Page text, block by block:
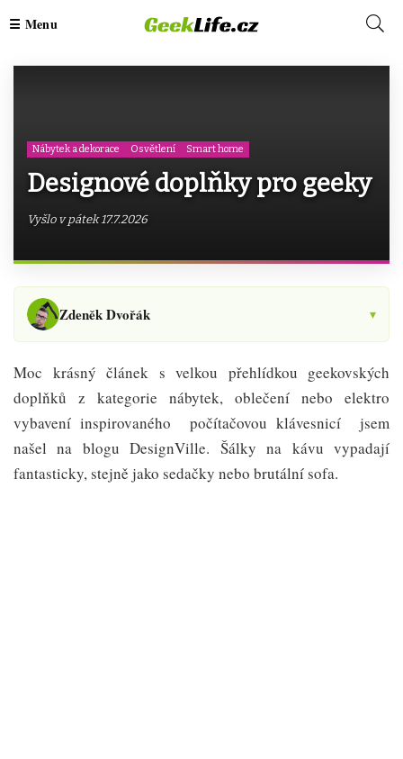
Nábytek a dekorace Osvětlení Smart home
Designové doplňky pro geeky
Vyšlo v pátek 17.7.2026
Zdeněk Dvořák ▾
Moc krásný článek s velkou přehlídkou geekovských
doplňků z kategorie nábytek, oblečení nebo elektro
vybavení inspirovaného počítačovou klávesnicí jsem
našel na blogu DesignVille. Šálky na kávu vypadají
fantasticky, stejně jako sedačky nebo brutální sofa.